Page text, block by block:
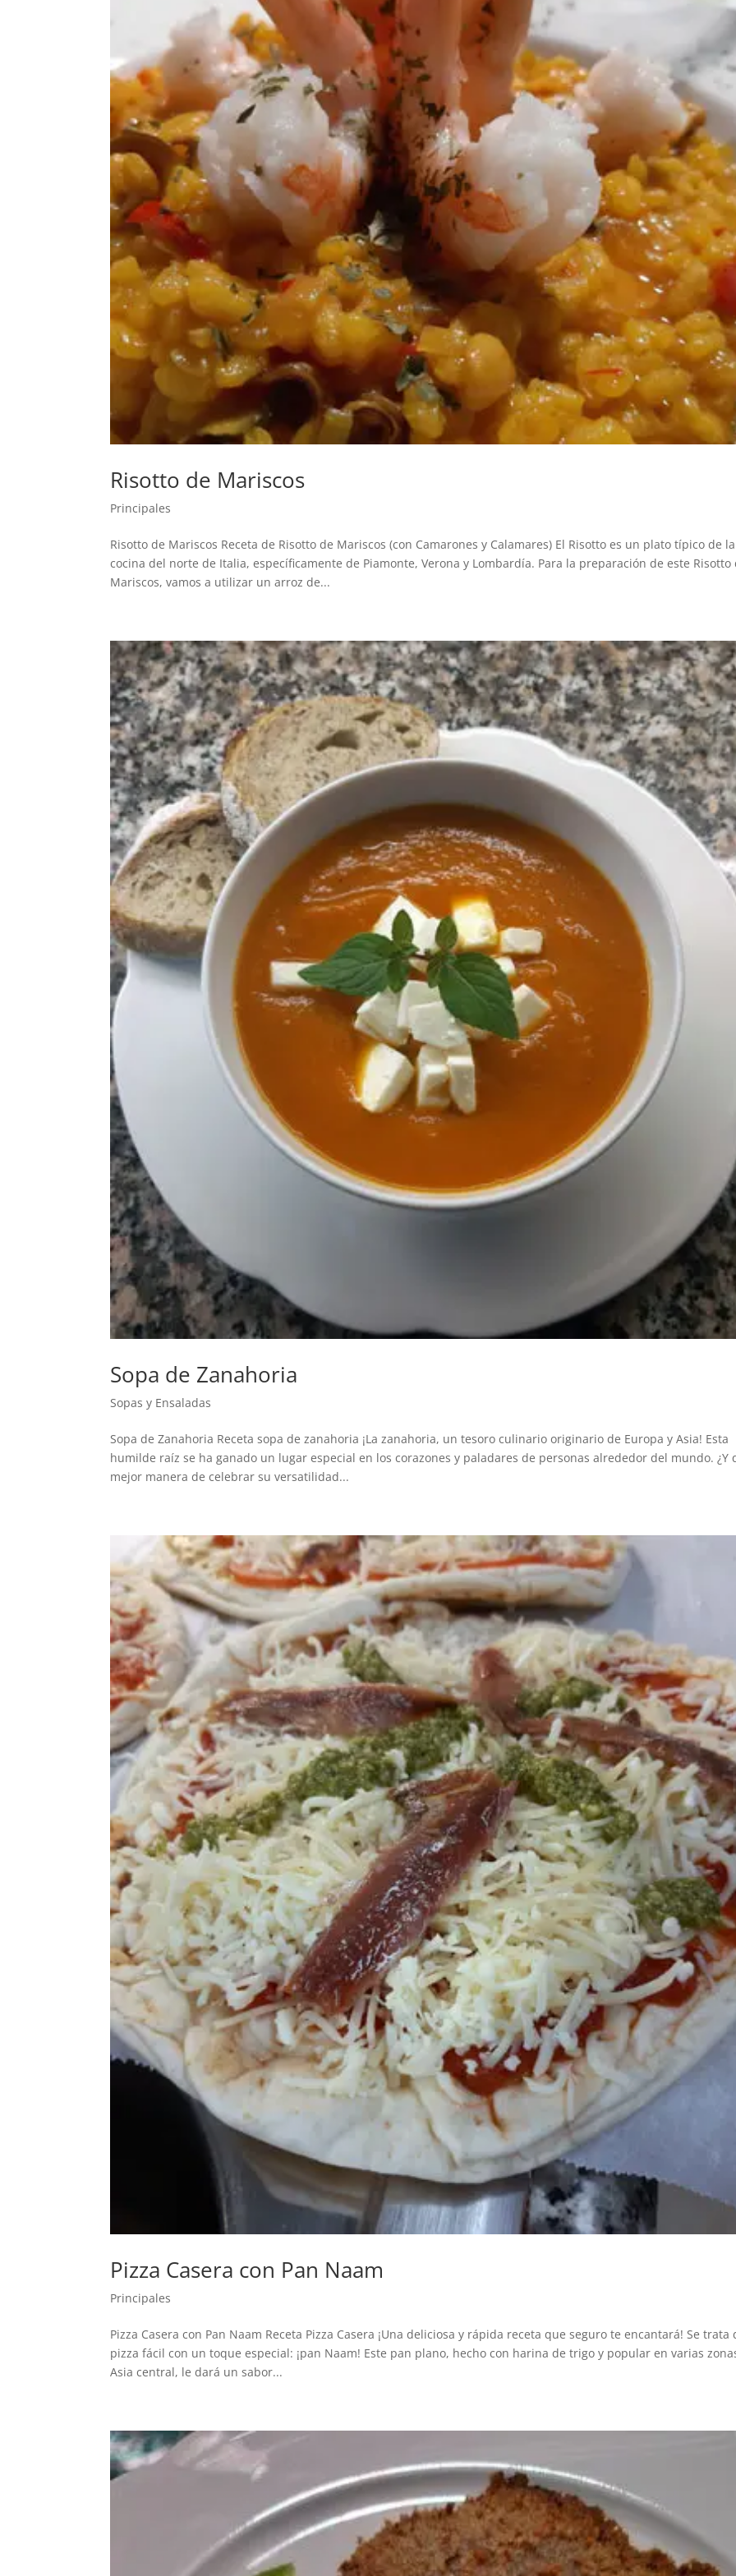
Risotto de Mariscos
Principales
Risotto de Mariscos Receta de Risotto de Mariscos (con Camarones y Calamares) El Risotto es un plato típico de la
cocina del norte de Italia, específicamente de Piamonte, Verona y Lombardía. Para la preparación de este Risotto
Mariscos, vamos a utilizar un arroz de...
Sopa de Zanahoria
Sopas y Ensaladas
Sopa de Zanahoria Receta sopa de zanahoria ¡La zanahoria, un tesoro culinario originario de Europa y Asia! Esta
humilde raíz se ha ganado un lugar especial en los corazones y paladares de personas alrededor del mundo. ¿Y
mejor manera de celebrar su versatilidad...
Pizza Casera con Pan Naam
Principales
Pizza Casera con Pan Naam Receta Pizza Casera ¡Una deliciosa y rápida receta que seguro te encantará! Se trata
pizza fácil con un toque especial: ¡pan Naam! Este pan plano, hecho con harina de trigo y popular en varias
Asia central, le dará un sabor...